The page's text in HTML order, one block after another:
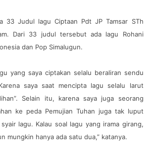
33 Judul lagu Ciptaan Pdt JP Tamsar STh
Dari 33 judul tersebut ada lagu Rohani
dan Pop Simalugun.
yang saya ciptakan selalu beraliran sendu
saya saat mencipta lagu selalu larut
Selain itu, karena saya juga seorang
ke peda Pemujian Tuhan juga tak luput
lagu. Kalau soal lagu yang irama girang,
mungkin hanya ada satu dua,” katanya.